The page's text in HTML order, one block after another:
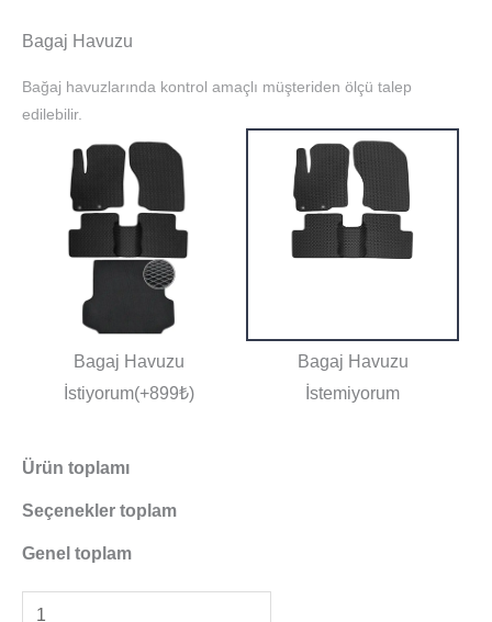
Bagaj Havuzu
Bağaj havuzlarında kontrol amaçlı müşteriden ölçü talep
edilebilir.
Bagaj Havuzu
İstiyorum(+899₺)
Bagaj Havuzu
İstemiyorum
Ürün toplamı
Seçenekler toplam
Genel toplam